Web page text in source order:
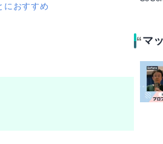
におすすめ
マ